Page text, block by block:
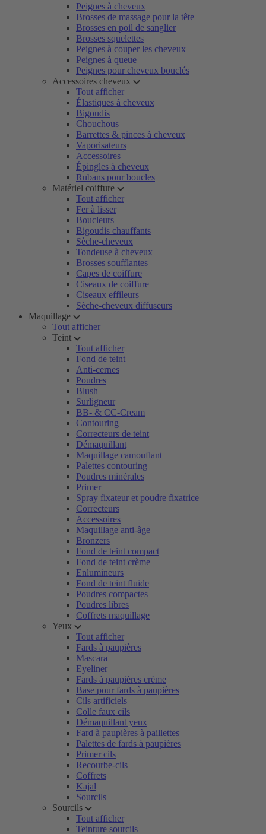
Peignes à cheveux
Brosses de massage pour la tête
Brosses en poil de sanglier
Brosses squelettes
Peignes à couper les cheveux
Peignes à queue
Peignes pour cheveux bouclés
Accessoires cheveux
Tout afficher
Élastiques à cheveux
Bigoudis
Chouchous
Barrettes & pinces à cheveux
Vaporisateurs
Accessoires
Épingles à cheveux
Rubans pour boucles
Matériel coiffure
Tout afficher
Fer à lisser
Boucleurs
Bigoudis chauffants
Sèche-cheveux
Tondeuse à cheveux
Brosses soufflantes
Capes de coiffure
Ciseaux de coiffure
Ciseaux effileurs
Sèche-cheveux diffuseurs
Maquillage
Tout afficher
Teint
Tout afficher
Fond de teint
Anti-cernes
Poudres
Blush
Surligneur
BB- & CC-Cream
Contouring
Correcteurs de teint
Démaquillant
Maquillage camouflant
Palettes contouring
Poudres minérales
Primer
Spray fixateur et poudre fixatrice
Correcteurs
Accessoires
Maquillage anti-âge
Bronzers
Fond de teint compact
Fond de teint crème
Enlumineurs
Fond de teint fluide
Poudres compactes
Poudres libres
Coffrets maquillage
Yeux
Tout afficher
Fards à paupières
Mascara
Eyeliner
Fards à paupières crème
Base pour fards à paupières
Cils artificiels
Colle faux cils
Démaquillant yeux
Fard à paupières à paillettes
Palettes de fards à paupières
Primer cils
Recourbe-cils
Coffrets
Kajal
Sourcils
Sourcils
Tout afficher
Teinture sourcils